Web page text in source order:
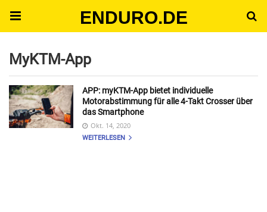
ENDURO.DE
MyKTM-App
APP: myKTM-App bietet individuelle
Motorabstimmung für alle 4-Takt Crosser über
das Smartphone
Okt. 14, 2020
WEITERLESEN